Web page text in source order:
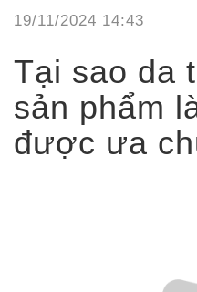
19/11/2024 14:43
Tại sao da
sản phẩm
được ưa